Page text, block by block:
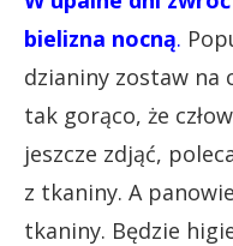
bielizna nocną.
dzianiny zostaw na
tak gorąco, że
jeszcze zdjąć,
z tkaniny. A
tkaniny. Będzie